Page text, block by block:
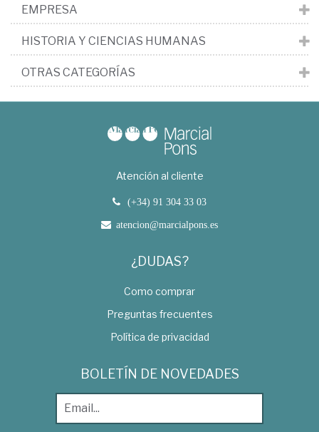
EMPRESA
HISTORIA Y CIENCIAS HUMANAS
OTRAS CATEGORÍAS
Atención al cliente
(+34) 91 304 33 03
atencion@marcialpons.es
¿DUDAS?
Como comprar
Preguntas frecuentes
Política de privacidad
BOLETÍN DE NOVEDADES